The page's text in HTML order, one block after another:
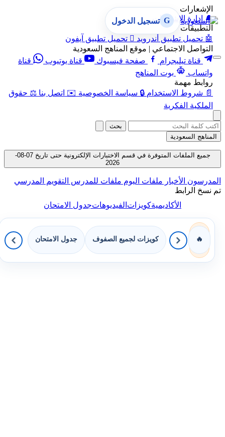
الإشعارات
🔔
إدارة الإشعارات
التطبيقات
🤖 تحميل تطبيق أندرويد  تحميل تطبيق آيفون
التواصل الاجتماعي | موقع المناهج السعودية
قناة تيليجرام
صفحة فيسبوك قناة يوتيوب
قناة
واتساب
بوت المناهج
روابط مهمة
📄 شروط الاستخدام 🔒 سياسة الخصوصية ✉️ اتصل بنا ⚖️ حقوق
الملكية الفكرية
G تسجيل الدخول
بحث
المناهج السعودية
جميع الملفات المتوفرة في قسم الاختبارات الإلكترونية حتى تاريخ 07-08-
2026
المدرسون الأخبار ملفات اليوم ملفات للمدرس التقويم المدرسي
تم نسخ الرابط
الأكاديميةكويزاتالفيديوهاتجدول الامتحان
🔥 كويزات لجميع الصفوف جدول الامتحان